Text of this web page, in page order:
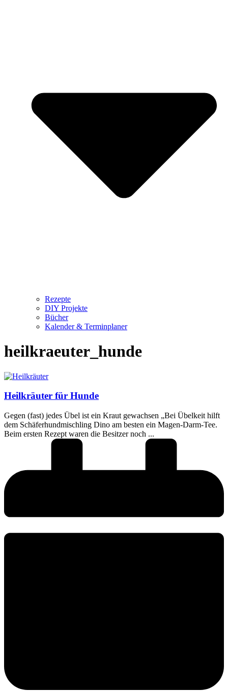
Rezepte
DIY Projekte
Bücher
Kalender & Terminplaner
heilkraeuter_hunde
Heilkräuter für Hunde
Gegen (fast) jedes Übel ist ein Kraut gewachsen „Bei Übelkeit hilft
dem Schäferhundmischling Dino am besten ein Magen-Darm-Tee.
Beim ersten Rezept waren die Besitzer noch ...